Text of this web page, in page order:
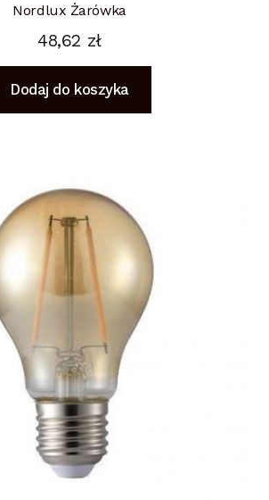
Nordlux Żarówka
48,62 zł
Dodaj do koszyka